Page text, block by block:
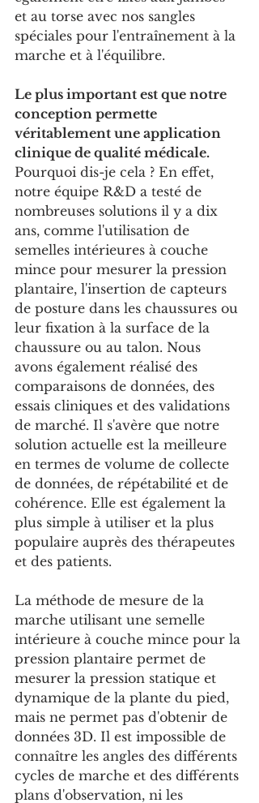
et au torse avec nos sangles
spéciales pour l'entraînement à la
marche et à l'équilibre.
Le plus important est que notre
conception permette
véritablement une application
clinique de qualité médicale.
Pourquoi dis-je cela ? En effet,
notre équipe R&D a testé de
nombreuses solutions il y a dix
ans, comme l'utilisation de
semelles intérieures à couche
mince pour mesurer la pression
plantaire, l'insertion de capteurs
de posture dans les chaussures ou
leur fixation à la surface de la
chaussure ou au talon. Nous
avons également réalisé des
comparaisons de données, des
essais cliniques et des validations
de marché. Il s'avère que notre
solution actuelle est la meilleure
en termes de volume de collecte
de données, de répétabilité et de
cohérence. Elle est également la
plus simple à utiliser et la plus
populaire auprès des thérapeutes
et des patients.
La méthode de mesure de la
marche utilisant une semelle
intérieure à couche mince pour la
pression plantaire permet de
mesurer la pression statique et
dynamique de la plante du pied,
mais ne permet pas d'obtenir de
données 3D. Il est impossible de
connaître les angles des différents
cycles de marche et des différents
plans d'observation, ni les